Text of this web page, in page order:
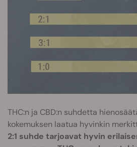
THC:n ja CBD:n suhdetta
kokemuksen laatua hyvinkin
2:1 suhde tarjoavat hyvin